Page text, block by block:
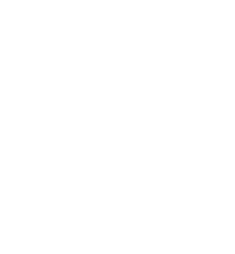
Mucho más que
‘Todo Lorca’, ‘Rosa
asociación ha
la vida como escritor
versaba sobre la
Mutabile’, narraba
como Doña Rosita la